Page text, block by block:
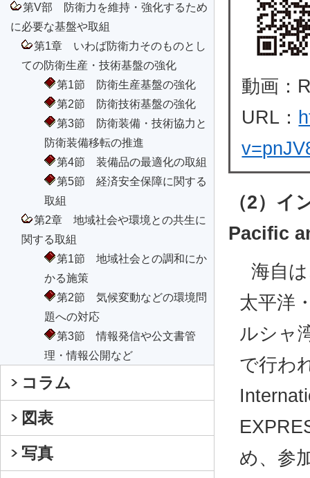
第V部 防衛力を維持・強化するため
に必要な基盤や取組
第1章 いわば防衛力そのものとし
ての防衛生産・技術基盤の強化
第1節 防衛生産基盤の強化
第2節 防衛技術基盤の強化
第3節 防衛装備・技術協力と
防衛装備移転の推進
第4節 装備品の最適化の取組
第5節 経済安全保障に関する
取組
第2章 地域社会や環境との共生に
関する取組
第1節 地域社会との調和にか
かる施策
第2節 気候変動などの環境問
題への対応
第3節 情報発信や公文書管
理・情報公開など
コラム
図表
写真
動画：
URL：
（2）イ
Pacific
海自
太平洋
ルシャ
で行わ
め、参